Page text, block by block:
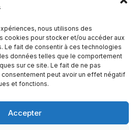
nous utilisons des
cookies pour stocker et/ou accéder aux
Le fait de consentir à ces technologies
données telles que le comportement
sur ce site. Le fait de ne pas
peut avoir un effet négatif
et fonctions.
Accepter
à vos questions
Leçon suivant→